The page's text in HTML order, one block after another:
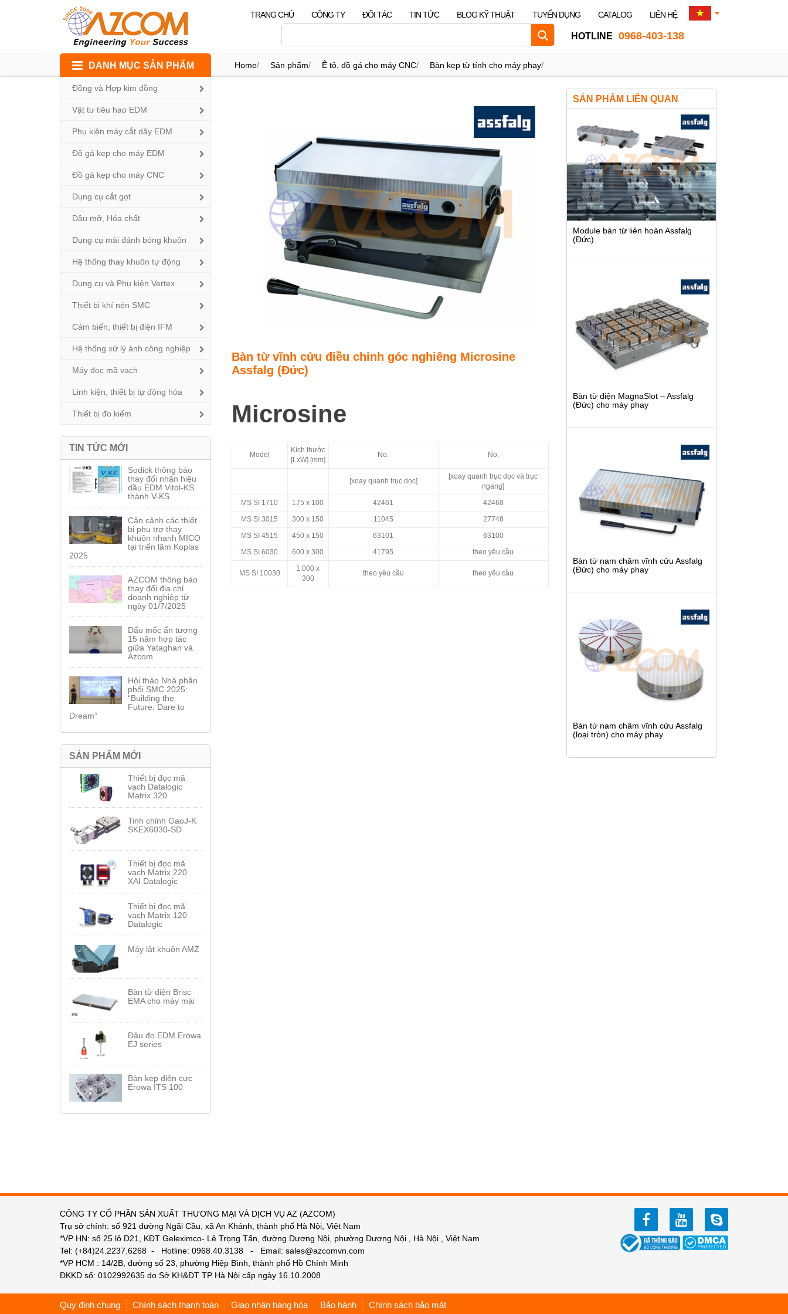
content
TRANG CHỦ CÔNG TY ĐỐI TÁC TIN TỨC BLOG KỸ THUẬT TUYỂN DỤNG CATALOG LIÊN HỆ
HOTLINE 0968-403-138
Home/ Sản phẩm/ Ê tô, đồ gá cho máy CNC/ Bàn kẹp từ tính cho máy phay/
DANH MỤC SẢN PHẨM
Đồng và Hợp kim đồng
Vật tư tiêu hao EDM
Phụ kiện máy cắt dây EDM
Đồ gá kẹp cho máy EDM
Đồ gá kẹp cho máy CNC
Dụng cụ cắt gọt
Dầu mỡ, Hóa chất
Dụng cụ mài đánh bóng khuôn
Hệ thống thay khuôn tự động
Dụng cụ và Phụ kiện Vertex
Thiết bị khí nén SMC
Cảm biến, thiết bị điện IFM
Hệ thống xử lý ảnh công nghiệp
Máy đọc mã vạch
Linh kiện, thiết bị tự động hóa
Thiết bị đo kiểm
TIN TỨC MỚI
Sodick thông báo
thay đổi nhãn hiệu
dầu EDM Vitol-KS
thành V-KS
Cận cảnh các thiết
bị phụ trợ thay
khuôn nhanh MICO
tại triển lãm Koplas
2025
AZCOM thông báo
thay đổi địa chỉ
doanh nghiệp từ
ngày 01/7/2025
Dấu mốc ấn tượng
15 năm hợp tác
giữa Yataghan và
Azcom
Hội thảo Nhà phân
phối SMC 2025:
“Building the
Future: Dare to
Dream”
SẢN PHẨM MỚI
Thiết bị đọc mã
vạch Datalogic
Matrix 320
Tinh chỉnh GaoJ-K
SKEX6030-SD
Thiết bị đọc mã
vạch Matrix 220
XAI Datalogic
Thiết bị đọc mã
vạch Matrix 120
Datalogic
Máy lật khuôn AMZ
Bàn từ điện Brisc
EMA cho máy mài
Đâu đo EDM Erowa
EJ series
Bàn kẹp điện cực
Erowa ITS 100
Bàn từ vĩnh cửu điều chỉnh góc nghiêng Microsine
Assfalg (Đức)
Microsine
Model
Kích thước
[LxW] [mm]
No. No.
[xoay quanh trục dọc]
[xoay quanh trục dọc và trục
ngang]
MS SI 1710
175 x 100 42461
42468
MS SI 3015
300 x 150 11045
27748
MS SI 4515
450 x 150 63101
63100
MS SI 6030
600 x 300 41795 theo yêu cầu
MS SI 10030
1.000 x
300
theo yêu cầu theo yêu cầu
SẢN PHẨM LIÊN QUAN
Module bàn từ liên hoàn Assfalg
(Đức)
Bàn từ điện MagnaSlot – Assfalg
(Đức) cho máy phay
Bàn từ nam châm vĩnh cửu Assfalg
(Đức) cho máy phay
Bàn từ nam châm vĩnh cửu Assfalg
(loại tròn) cho máy phay
CÔNG TY CỔ PHẦN SẢN XUẤT THƯƠNG MẠI VÀ DỊCH VỤ AZ (AZCOM)
Trụ sở chính: số 921 đường Ngãi Cầu, xã An Khánh, thành phố Hà Nội, Việt Nam
*VP HN: số 25 lô D21, KĐT Geleximco- Lê Trọng Tấn, đường Dương Nội, phường Dương Nội , Hà Nội , Việt Nam
Tel: (+84)24.2237.6268 - Hotline: 0968.40.3138 - Email: sales@azcomvn.com
*VP HCM : 14/2B, đường số 23, phường Hiệp Bình, thành phố Hồ Chính Minh
ĐKKD số: 0102992635 do Sở KH&ĐT TP Hà Nội cấp ngày 16.10.2008
facebookyoutube zalo
Quy định chung Chính sách thanh toán Giao nhận hàng hóa Bảo hành Chính sách bảo mật